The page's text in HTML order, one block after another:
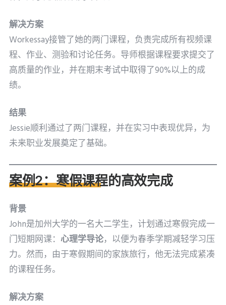
解决方案
Workessay接管了她的两门课程，负责完成所有视频课
程、作业、测验和讨论任务。导师根据课程要求提交了
高质量的作业，并在期末考试中取得了90%以上的成
绩。
结果
Jessie顺利通过了两门课程，并在实习中表现优异，为
未来职业发展奠定了基础。
案例2：寒假课程的高效完成
背景
John是加州大学的一名大二学生，计划通过寒假完成一
门短期网课： 心理学导论，以便为春季学期减轻学习压
力。然而，由于寒假期间的家族旅行，他无法完成紧凑
的课程任务。
解决方案